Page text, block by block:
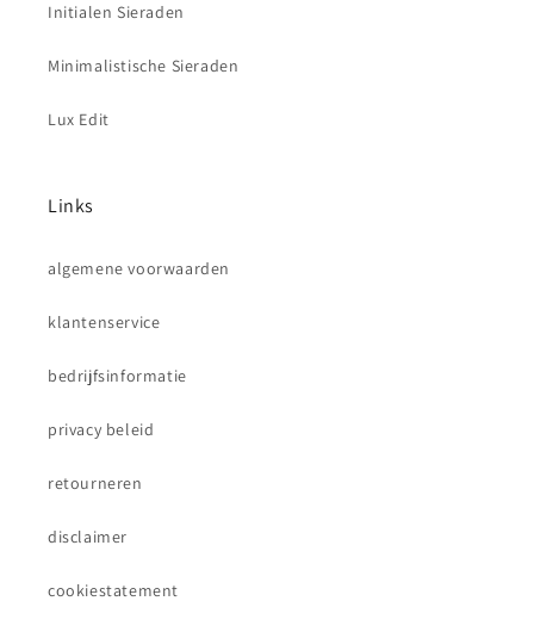
Initialen Sieraden
Minimalistische Sieraden
Lux Edit
Links
algemene voorwaarden
klantenservice
bedrijfsinformatie
privacy beleid
retourneren
disclaimer
cookiestatement